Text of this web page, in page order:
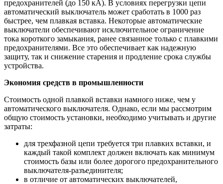
предохранителей (до 150 кА). В условиях перегрузки цепи
автоматический выключатель может сработать в 1000 раз
быстрее, чем плавкая вставка. Некоторые автоматические
выключатели обеспечивают исключительное ограничение
тока короткого замыкания, ранее связанное только с плавкими
предохранителями. Все это обеспечивает как надежную
защиту, так и снижение старения и продление срока службы
устройства.
Экономия средств в промышленности
Стоимость одной плавкой вставки намного ниже, чем у
автоматического выключателя. Однако, если мы рассмотрим
общую стоимость установки, необходимо учитывать и другие
затраты:
для трехфазной цепи требуется три плавких вставки, и
каждый такой комплект должен включать как минимум
стоимость базы или более дорогого предохранительного
выключателя-разъединителя;
в отличие от автоматических выключателей,